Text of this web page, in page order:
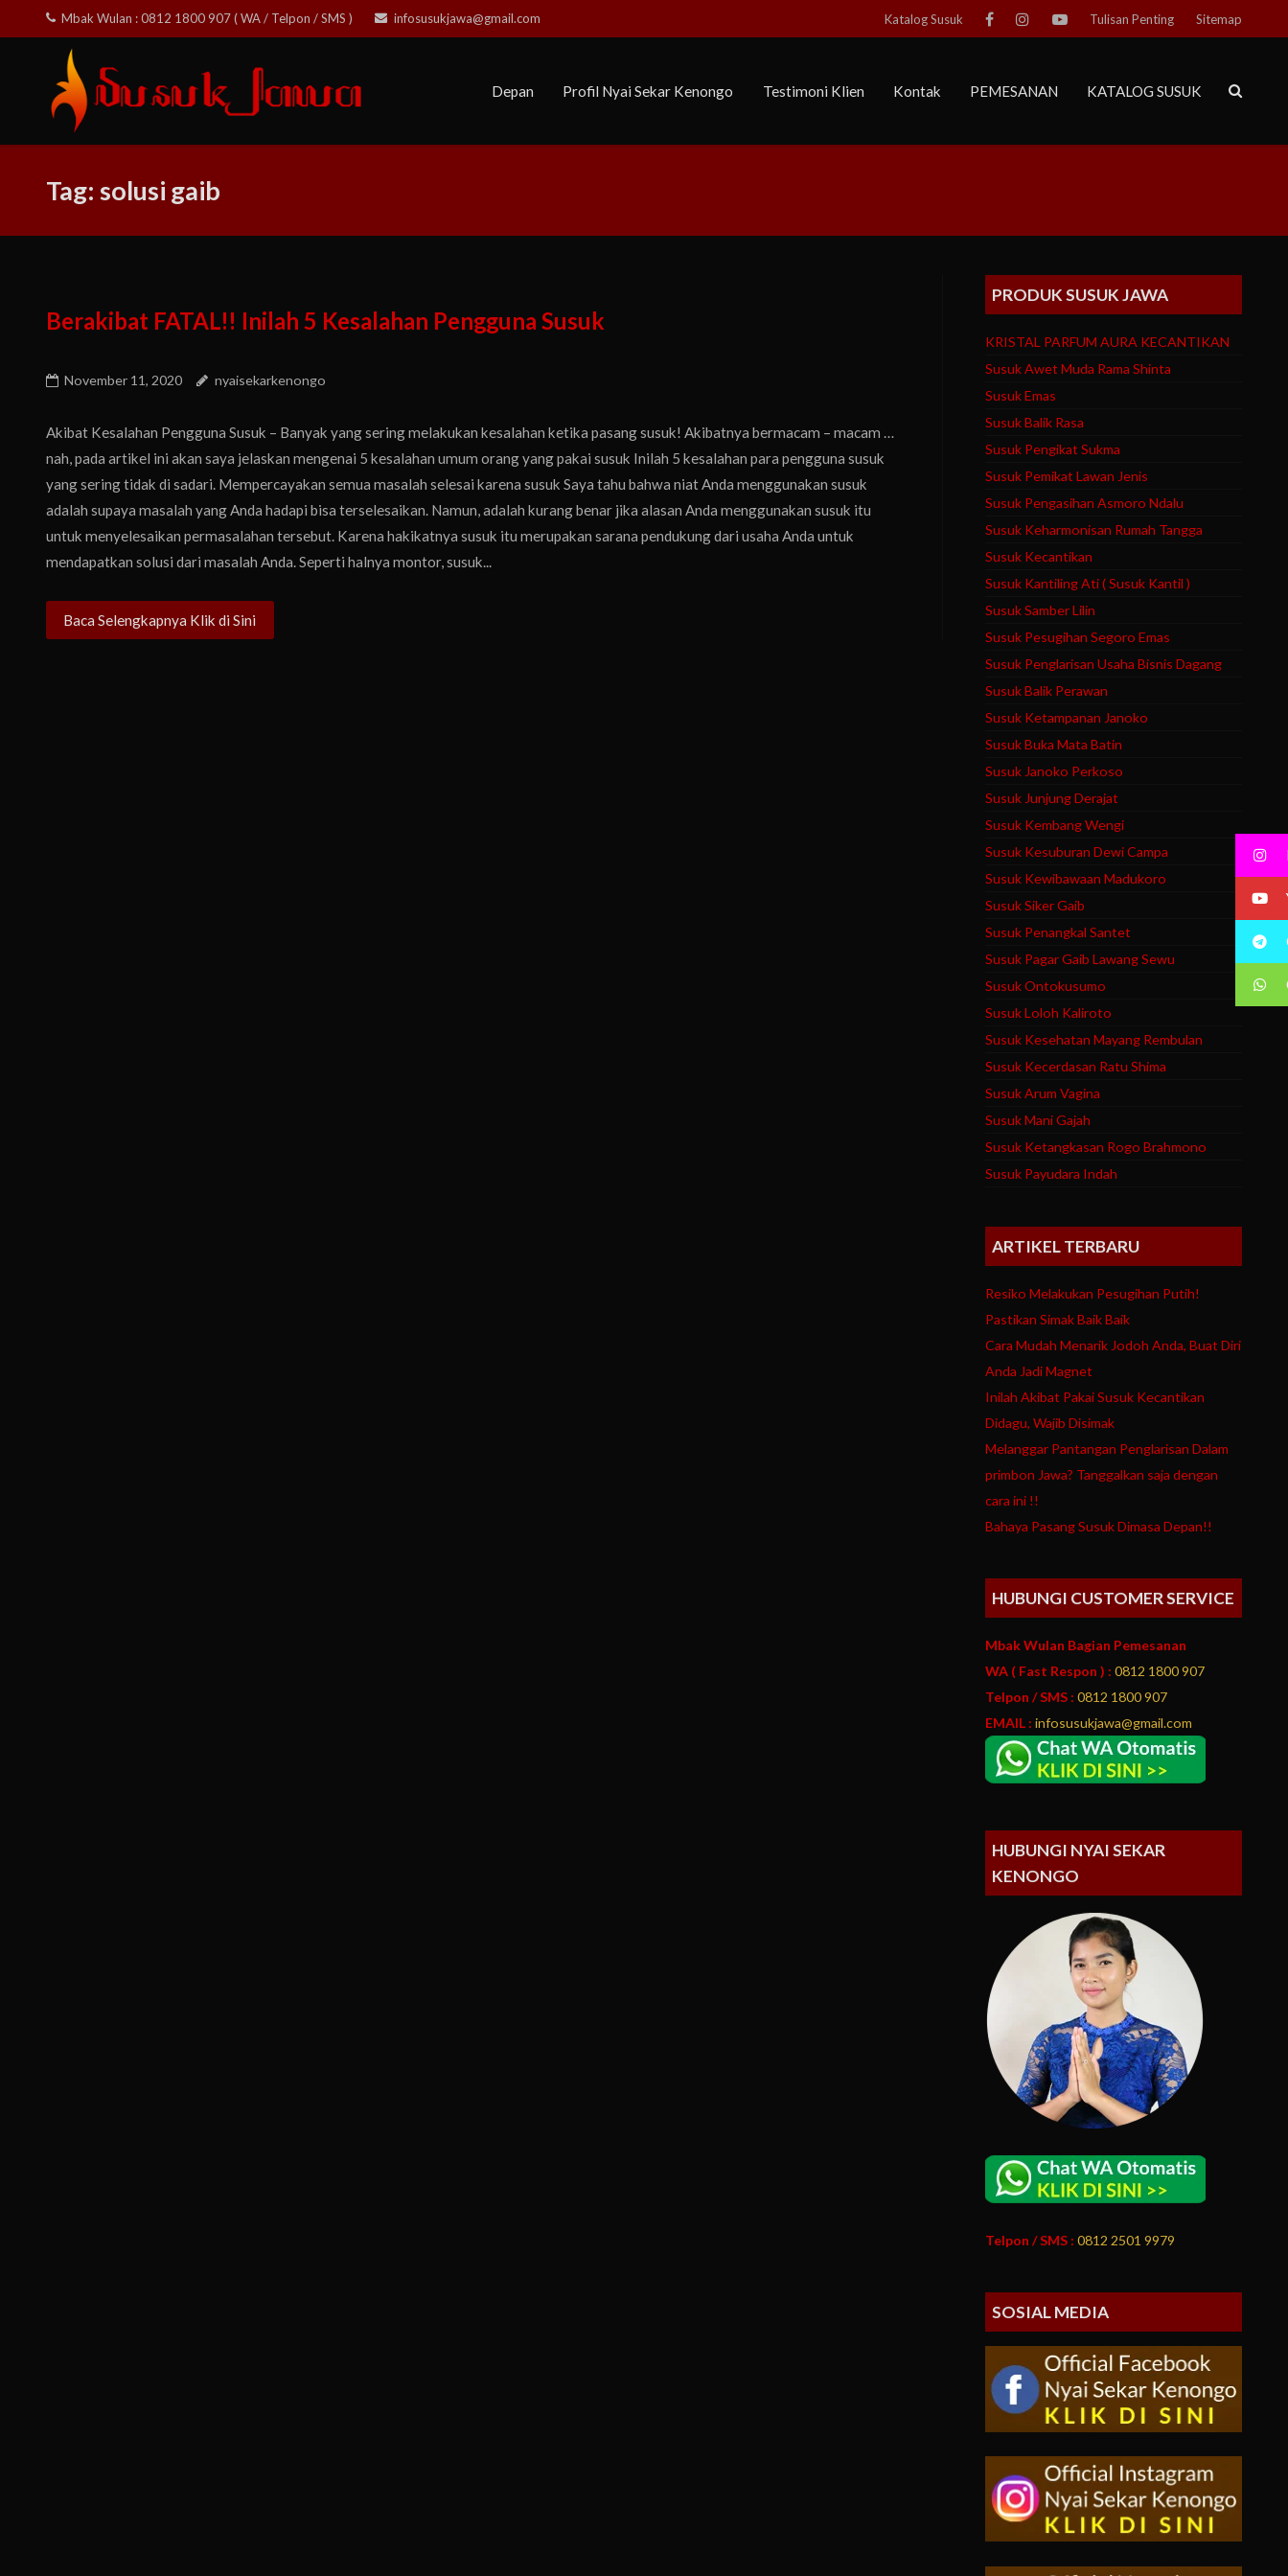
to
Mbak Wulan : 0812 1800 907 ( WA / Telpon / SMS ) infosusukjawa@gmail.com Katalog Susuk Tulisan Penting Sitemap
Depan Profil Nyai Sekar Kenongo Testimoni Klien Kontak PEMESANAN KATALOG SUSUK
Tag: solusi gaib
Berakibat FATAL!! Inilah 5 Kesalahan Pengguna Susuk
November 11, 2020 nyaisekarkenongo
Akibat Kesalahan Pengguna Susuk – Banyak yang sering melakukan kesalahan ketika pasang susuk! Akibatnya bermacam – macam …
nah, pada artikel ini akan saya jelaskan mengenai 5 kesalahan umum orang yang pakai susuk Inilah 5 kesalahan para pengguna susuk
yang sering tidak di sadari. Mempercayakan semua masalah selesai karena susuk Saya tahu bahwa niat Anda menggunakan susuk
adalah supaya masalah yang Anda hadapi bisa terselesaikan. Namun, adalah kurang benar jika alasan Anda menggunakan susuk itu
untuk menyelesaikan permasalahan tersebut. Karena hakikatnya susuk itu merupakan sarana pendukung dari usaha Anda untuk
mendapatkan solusi dari masalah Anda. Seperti halnya montor, susuk...
Baca Selengkapnya Klik di Sini
PRODUK SUSUK JAWA
KRISTAL PARFUM AURA KECANTIKAN
Susuk Awet Muda Rama Shinta
Susuk Emas
Susuk Balik Rasa
Susuk Pengikat Sukma
Susuk Pemikat Lawan Jenis
Susuk Pengasihan Asmoro Ndalu
Susuk Keharmonisan Rumah Tangga
Susuk Kecantikan
Susuk Kantiling Ati ( Susuk Kantil )
Susuk Samber Lilin
Susuk Pesugihan Segoro Emas
Susuk Penglarisan Usaha Bisnis Dagang
Susuk Balik Perawan
Susuk Ketampanan Janoko
Susuk Buka Mata Batin
Susuk Janoko Perkoso
Susuk Junjung Derajat
Susuk Kembang Wengi
Susuk Kesuburan Dewi Campa
Susuk Kewibawaan Madukoro
Susuk Siker Gaib
Susuk Penangkal Santet
Susuk Pagar Gaib Lawang Sewu
Susuk Ontokusumo
Susuk Loloh Kaliroto
Susuk Kesehatan Mayang Rembulan
Susuk Kecerdasan Ratu Shima
Susuk Arum Vagina
Susuk Mani Gajah
Susuk Ketangkasan Rogo Brahmono
Susuk Payudara Indah
ARTIKEL TERBARU
Resiko Melakukan Pesugihan Putih!
Pastikan Simak Baik Baik
Cara Mudah Menarik Jodoh Anda, Buat Diri
Anda Jadi Magnet
Inilah Akibat Pakai Susuk Kecantikan
Didagu, Wajib Disimak
Melanggar Pantangan Penglarisan Dalam
primbon Jawa? Tanggalkan saja dengan
cara ini !!
Bahaya Pasang Susuk Dimasa Depan!!
HUBUNGI CUSTOMER SERVICE
Mbak Wulan Bagian Pemesanan
WA ( Fast Respon ) : 0812 1800 907
Telpon / SMS : 0812 1800 907
EMAIL : infosusukjawa@gmail.com
HUBUNGI NYAI SEKAR
KENONGO
Telpon / SMS : 0812 2501 9979
SOSIAL MEDIA